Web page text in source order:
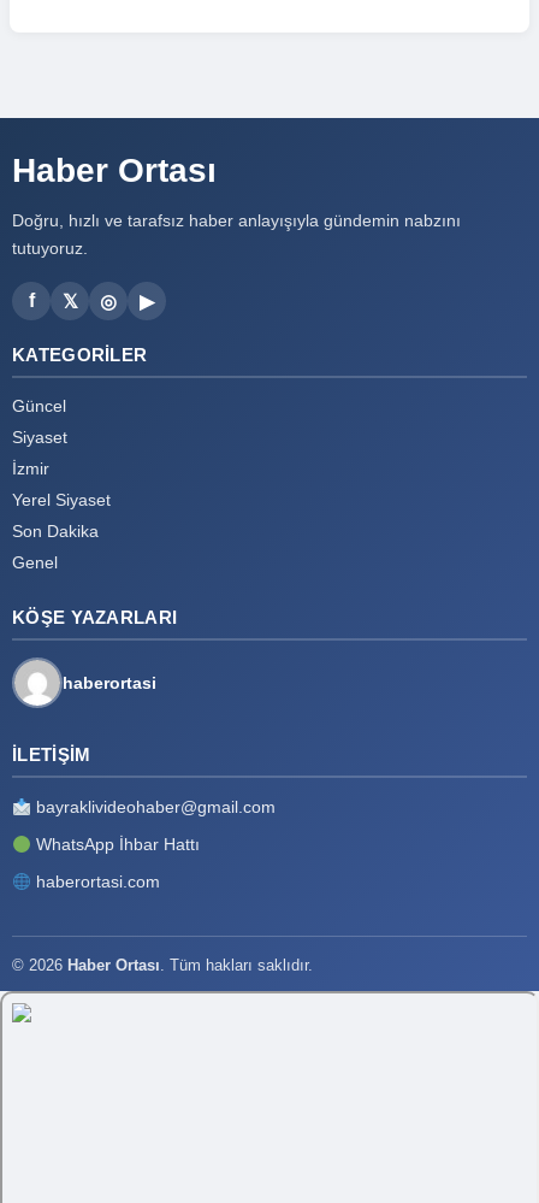
Haber Ortası
Doğru, hızlı ve tarafsız haber anlayışıyla gündemin nabzını
tutuyoruz.
f 𝕏 ◎ ▶
KATEGORILER
Güncel
Siyaset
İzmir
Yerel Siyaset
Son Dakika
Genel
KÖŞE YAZARLARI
haberortasi
İLETIŞIM
bayraklivideohaber@gmail.com
WhatsApp İhbar Hattı
haberortasi.com
© 2026 Haber Ortası. Tüm hakları saklıdır.